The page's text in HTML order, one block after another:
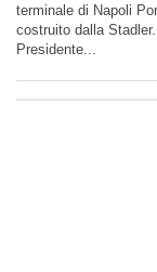
terminale di Napoli
costruito dalla
Presidente...